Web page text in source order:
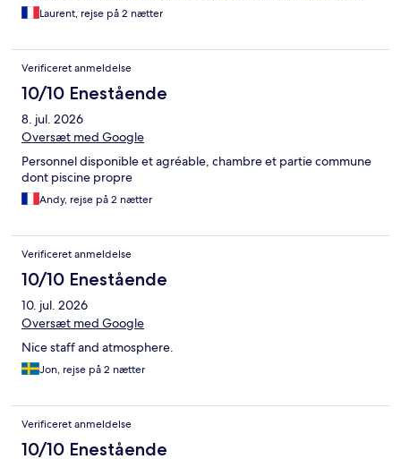
Laurent, rejse på 2 nætter
Verificeret anmeldelse
10/10 Enestående
8. jul. 2026
Oversæt med Google
Personnel disponible et agréable, chambre et partie commune
dont piscine propre
Andy, rejse på 2 nætter
Verificeret anmeldelse
10/10 Enestående
10. jul. 2026
Oversæt med Google
Nice staff and atmosphere.
Jon, rejse på 2 nætter
Verificeret anmeldelse
10/10 Enestående